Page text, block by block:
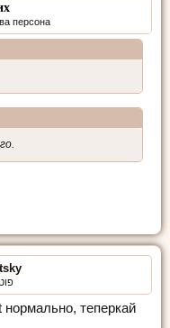
персона
нормально, теперкай